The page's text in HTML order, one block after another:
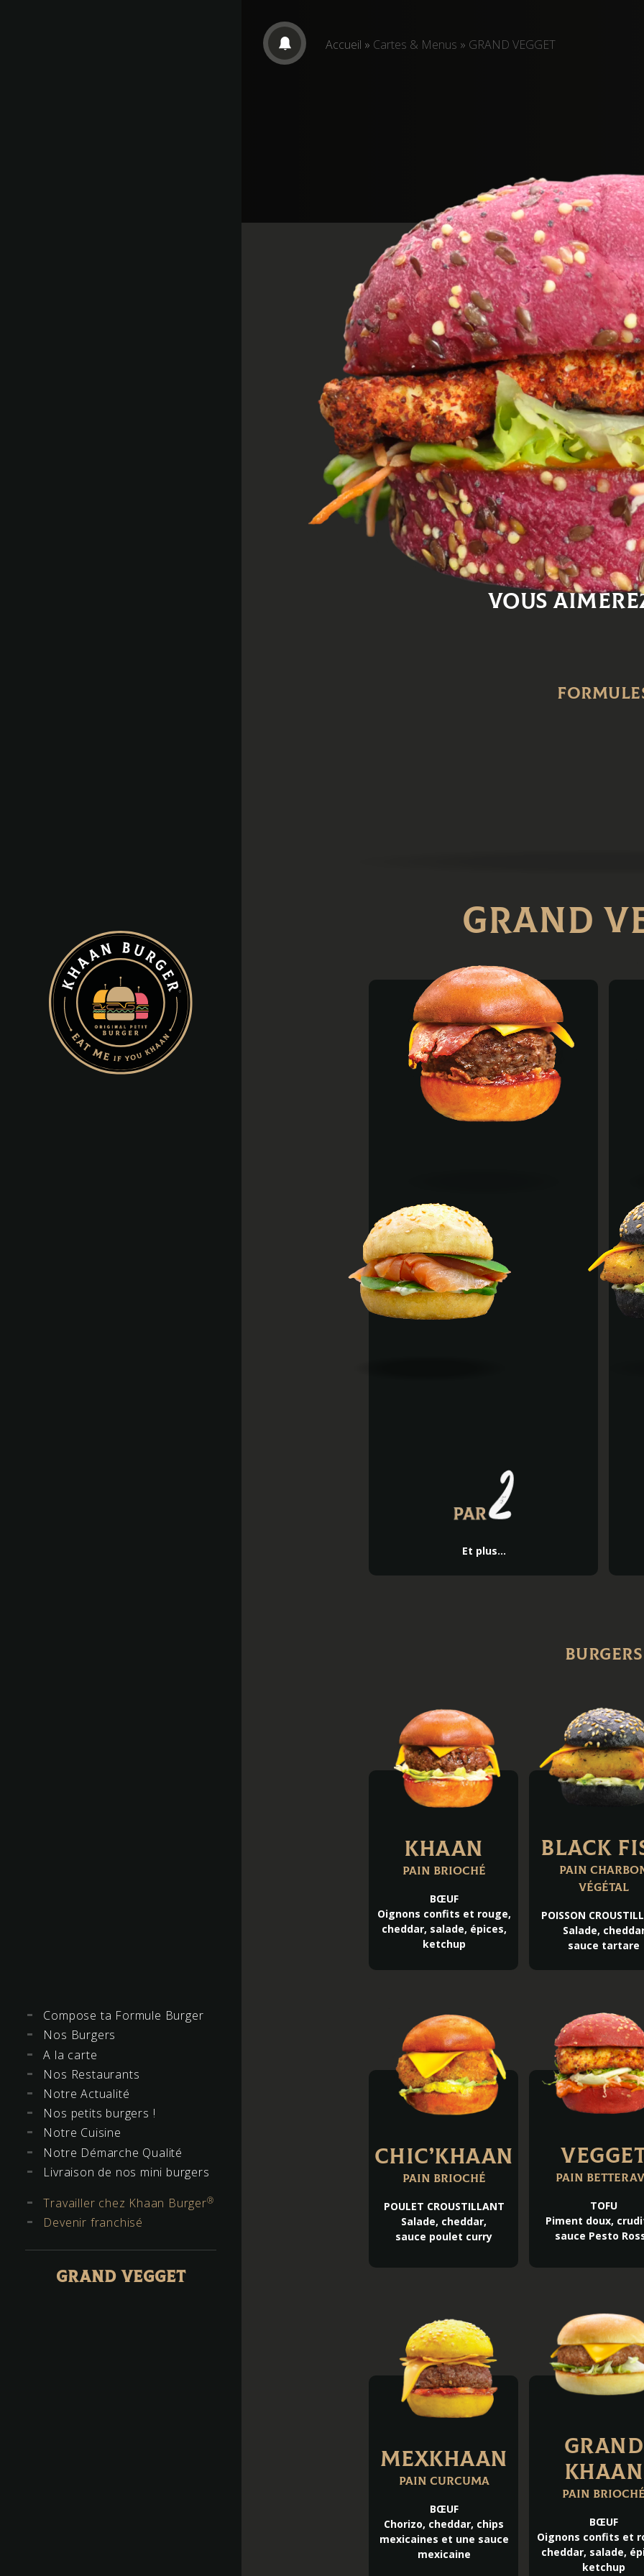
Compose ta Formule Burger
Nos Burgers
A la carte
Nos Restaurants
Notre Actualité
Nos petits burgers !
Notre Cuisine
Notre Démarche Qualité
Livraison de nos mini burgers
Travailler chez Khaan Burger®
Devenir franchisé
GRAND VEGGET
Accueil » Cartes & Menus » GRAND VEGGET
GRAND
Pain
TOFU
Piment doux,
sauce Pesto
Vous
Et plus...
Burgers
KHAAN
Pain brioché
BŒUF
Oignons confits et rouge,
cheddar, salade, épices,
ketchup
Black
Pain
végétal
POISSON
Salade,
sauce tartare
Chic’Khaan
Pain brioché
POULET CROUSTILLANT
Salade, cheddar,
sauce poulet curry
Pain
TOFU
Piment doux,
sauce Pesto
MEXKHAAN
Pain curcuma
BŒUF
Chorizo, cheddar, chips
mexicaines et une sauce
mexicaine
GRAND
KHAAN
Pain brioché
BŒUF
Oignons confits et
cheddar, salade,
ketchup